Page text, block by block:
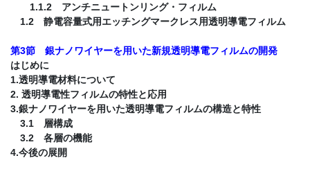
1.1.2 アンチニュートンリング・フィルム
1.2 静電容量式用エッチングマークレス用透明導電フィルム
第3節 銀ナノワイヤーを用いた新規透明導電フィルムの開発
はじめに
1.透明導電材料について
2. 透明導電性フィルムの特性と応用
3.銀ナノワイヤーを用いた透明導電フィルムの構造と特性
3.1 層構成
3.2 各層の機能
4.今後の展開